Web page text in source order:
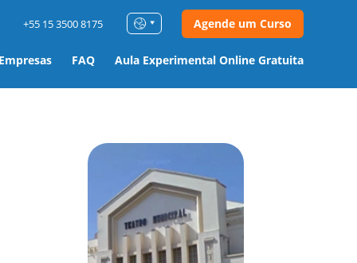
FAQ Aula Experimental Online Gratuita
+55 15 3500 8175 Agende um Curso